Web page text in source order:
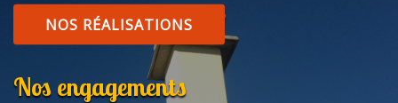
NOS RÉALISATIONS
Nos engagements